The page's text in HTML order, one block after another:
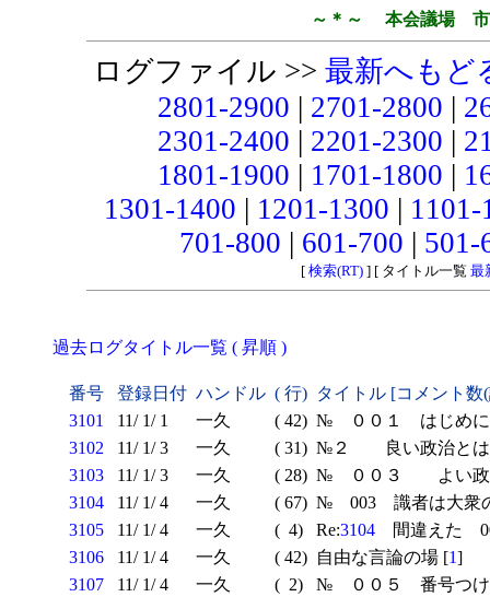
～＊～ 本会議場 市
ログファイル >> 最新へもど
2801-2900 | 2701-2800 |
2301-2400 | 2201-2300 |
1801-1900 | 1701-1800 |
1301-1400 | 1201-1300 |
701-800 | 601-700 |
[ 検索(RT)] [ タイトル一覧 最
過去ログタイトル一覧 ( 昇順 )
番号 登録日付 ハンドル ( 行) タイトル [コメント
3101
11/ 1/ 1 一久 ( 42) № ００１ はじめに
3102
11/ 1/ 3 一久 ( 31) №２ 良い政治とは
3103
11/ 1/ 3 一久 ( 28) № ００３ よい政治
3104
11/ 1/ 4 一久 ( 67) № 003 識者は大衆
3105
11/ 1/ 4 一久 ( 4) Re:3104 間違えた
3106
11/ 1/ 4 一久 ( 42) 自由な言論の場 [1]
3107
11/ 1/ 4 一久 ( 2)
№ ００５ 番号つけ